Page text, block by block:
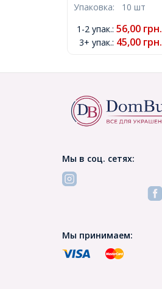
Отверстие 2.5мм,
Упаковка: 10 шт
1-2 упак.: 56,00 грн.
3+ упак.: 45,00 грн.
Мы в соц. сетях:
Мы принимаем: